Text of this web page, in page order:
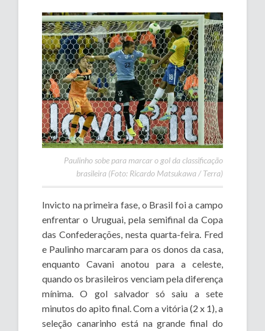
Paulinho sobe para marcar o gol da classificação
brasileira (Foto: Ricardo Matsukawa / Terra)
Invicto na primeira fase, o Brasil foi a campo
enfrentar o Uruguai, pela semifinal da Copa
das Confederações, nesta quarta-feira. Fred
e Paulinho marcaram para os donos da casa,
enquanto Cavani anotou para a celeste,
quando os brasileiros venciam pela diferença
mínima. O gol salvador só saiu a sete
minutos do apito final. Com a vitória (2 x 1), a
seleção canarinho está na grande final do